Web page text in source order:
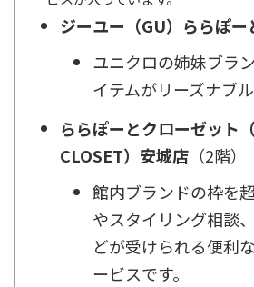
ジーユー（GU）ららぽー
ユニクロの姉妹ブラ
イテムがリーズナブル
ららぽーとクローゼット
CLOSET）安城店 （2階）
館内ブランドの枠を
やスタイリング相談
どが受けられる便利
ービスです。